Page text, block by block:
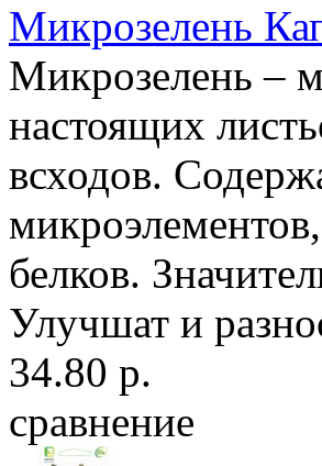
Микрозелень
Микрозелень –
настоящих
всходов.
белков.
Улучшат и
34.80 р.
сравнение